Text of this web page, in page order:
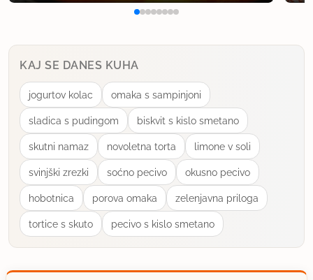
KAJ SE DANES KUHA
jogurtov kolac omaka s sampinjoni
sladica s pudingom biskvit s kislo smetano
skutni namaz novoletna torta limone v soli
svinjški zrezki soćno pecivo okusno pecivo
hobotnica porova omaka zelenjavna priloga
tortice s skuto pecivo s kislo smetano